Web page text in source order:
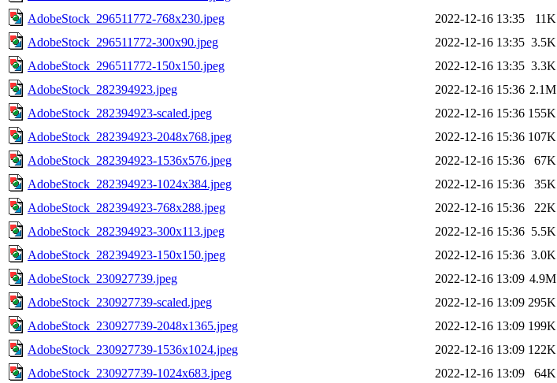
AdobeStock_296511772-768x230.jpeg
2022-12-16 13:35
11K
AdobeStock_296511772-300x90.jpeg
2022-12-16 13:35 3.5K
AdobeStock_296511772-150x150.jpeg
2022-12-16 13:35 3.3K
AdobeStock_282394923.jpeg
2022-12-16 15:36 2.1M
AdobeStock_282394923-scaled.jpeg
2022-12-16 15:36 155K
AdobeStock_282394923-2048x768.jpeg
2022-12-16 15:36 107K
AdobeStock_282394923-1536x576.jpeg
2022-12-16 15:36
67K
AdobeStock_282394923-1024x384.jpeg
2022-12-16 15:36
35K
AdobeStock_282394923-768x288.jpeg
2022-12-16 15:36
22K
AdobeStock_282394923-300x113.jpeg
2022-12-16 15:36 5.5K
AdobeStock_282394923-150x150.jpeg
2022-12-16 15:36 3.0K
AdobeStock_230927739.jpeg
2022-12-16 13:09 4.9M
AdobeStock_230927739-scaled.jpeg
2022-12-16 13:09 295K
AdobeStock_230927739-2048x1365.jpeg
2022-12-16 13:09 199K
AdobeStock_230927739-1536x1024.jpeg
2022-12-16 13:09 122K
AdobeStock_230927739-1024x683.jpeg
2022-12-16 13:09
64K